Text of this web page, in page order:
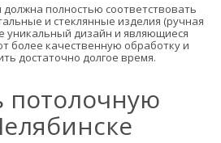
должна полностью соответствовать
и стеклянные изделия (ручная
уникальный дизайн и являющиеся
более качественную обработку и
достаточно долгое время.
потолочную